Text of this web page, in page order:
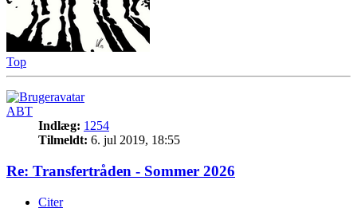
Top
ABT
Indlæg: 1254
Tilmeldt: 6. jul 2019, 18:55
Re: Transfertråden - Sommer 2026
Citer